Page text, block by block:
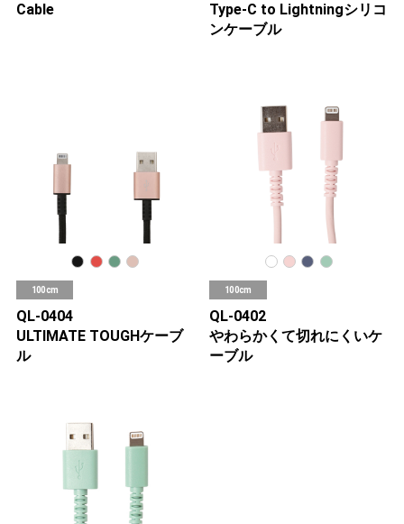
Cable
Type-C to Lightningシリコ
ンケーブル
100cm
QL-0404
ULTIMATE TOUGHケーブ
ル
100cm
QL-0402
やわらかくて切れにくいケ
ーブル